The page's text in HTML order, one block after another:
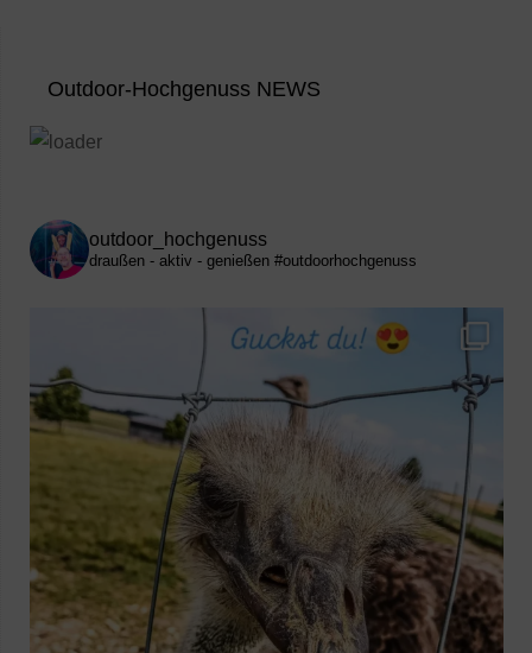
Outdoor-Hochgenuss NEWS
outdoor_hochgenuss
draußen - aktiv - genießen #outdoorhochgenuss